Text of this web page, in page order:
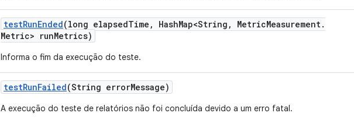
testRunEnded(long elapsedTime , HashMap<String , MetricMeasurement.
Metric> runMetrics)
Informa o fim da execução do teste.
testRunFailed(String errorMessage)
A execução do teste de relatórios não foi concluída devido a um erro fatal.